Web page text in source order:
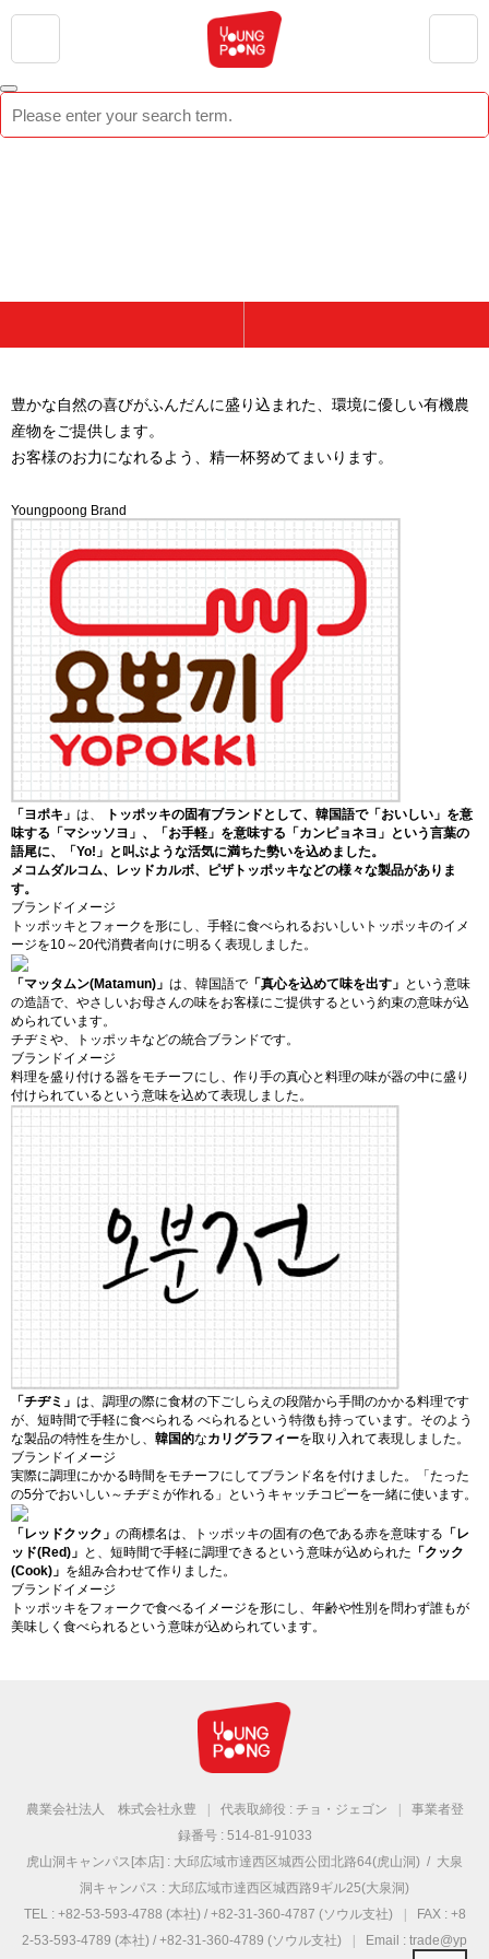
ブランド紹介
製品紹介
広報センター
ビジョン
組織図
アクセス
ブランド紹介
トッポッキ類
餅類
チヂミ類
その他
報道資料
技術認証
展示会出展
お知らせ
よくあるご質問(FAQ)
豊かな自然の喜びがふんだんに盛り込まれた、環境に優しい有機農
産物をご提供します。
お客様のお力になれるよう、精一杯努めてまいります。
Youngpoong Brand
「ヨポキ」 は、
トッポッキの固有ブランドとして、韓国語で「おいしい」を意
味する「マシッソヨ 」、「お手軽」を意味する「カンピョネヨ 」という言葉の
語尾に、「 Yo! 」と叫ぶような活気に満ちた勢いを込めました。
メコムダルコム、レッドカルボ、ピザトッポッキなどの様々な製品がありま
す。
ブランドイメージ
トッポッキとフォークを形にし、手軽に食べられるおいしいトッポッキのイメ
ージを10～20代消費者向けに明るく表現しました。
「マッタムン(Matamun)」 は、韓国語で 「真心を込めて味を出す」 という意味
の造語で、やさしいお母さんの味をお客様にご提供するという約束の意味が込
められています。
チヂミや、トッポッキなどの統合ブランドです。
ブランドイメージ
料理を盛り付ける器をモチーフにし、作り手の真心と料理の味が器の中に盛り
付けられているという意味を込めて表現しました。
「チヂミ」 は、調理の際に食材の下ごしらえの段階から手間のかかる料理です
が、 短時間で手軽に食べられる べられるという特徴も持っています。そのよう
な製品の特性を生かし、 韓国的なカリグラフィーを取り入れて表現しました。
ブランドイメージ
実際に調理にかかる時間をモチーフにしてブランド名を付けました。「たった
の5分でおいしい～チヂミが作れる」というキャッチコピーを一緒に使います。
「レッドクック」 の商標名は、トッポッキの固有の色である赤を意味する 「レ
ッド(Red)」 と、短時間で手軽に調理できるという意味が込められた 「クック
(Cook)」 を組み合わせて作りました。
ブランドイメージ
トッポッキをフォークで食べるイメージを形にし、年齢や性別を問わず誰もが
美味しく食べられるという意味が込められています。
農業会社法人 株式会社永豊 代表取締役 : チョ・ジェゴン
事業者登
録番号 : 514-81-91033
虎山洞キャンパス[本店] : 大邱広域市達西区城西公団北路64(虎山洞) / 大泉
洞キャンパス : 大邱広域市達西区城西路9ギル25(大泉洞)
TEL : +82-53-593-4788 (本社) / +82-31-360-4787 (ソウル支社)
FAX : +8
2-53-593-4789 (本社) / +82-31-360-4789 (ソウル支社)
Email : trade@yp